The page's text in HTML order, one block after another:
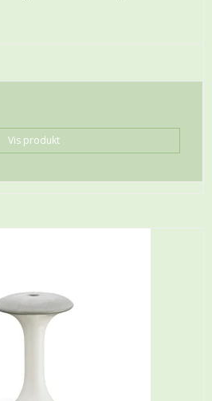
Vis produkt